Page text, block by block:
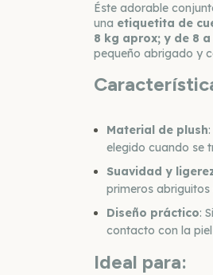
Éste adorable
una etiquetita de
8 kg aprox; y de 8
pequeño abrigado y
Material de plush
elegido cuando se
Suavidad y
primeros abriguitos
Diseño práctico:
contacto con la
Ideal para: